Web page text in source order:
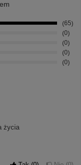
65
0
0
0
0
życia